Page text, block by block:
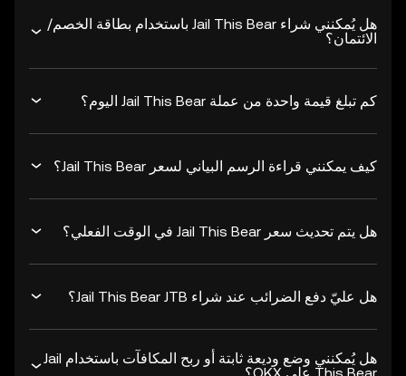
هل يُمكنني شراء Jail This Bear باستخدام بطاقة الخصم/
الائتمان؟
‏كم تبلغ قيمة واحدة من عملة Jail This Bear اليوم؟
كيف يمكنني قراءة الرسم البياني لسعر Jail This Bear؟
هل يتم تحديث سعر Jail This Bear في الوقت الفعلي؟
هل عليّ دفع الضرائب عند شراء Jail This Bear JTB؟
هل يُمكنني وضع وديعة ثابتة أو ربح المكافآت باستخدام Jail